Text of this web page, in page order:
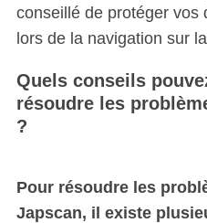
conseillé de protéger vos
lors de la navigation sur
Quels conseils
résoudre les
?
Pour résoudre les
Japscan, il existe